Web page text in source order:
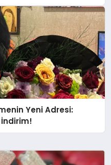
Yeni Adresi:
İndirim!